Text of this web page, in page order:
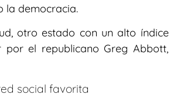
la democracia.
otro estado con un alto
por el republicano Greg
social favorita